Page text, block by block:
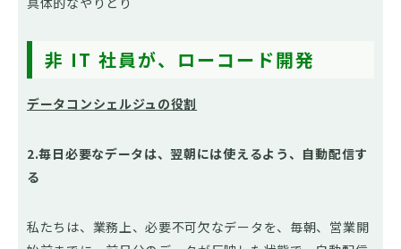
非 IT 社員が、ローコード開発
データコンシェルジュの役割
2.毎日必要なデータは、翌朝には使えるよう、自動配信す
る
私たちは、業務上、必要不可欠なデータを、毎朝、営業開